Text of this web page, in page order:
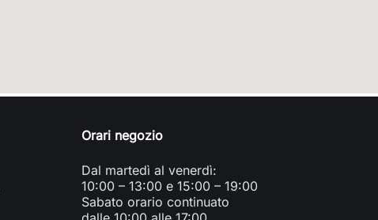
Orari negozio
Dal martedì al venerdì:
10:00 – 13:00 e 15:00 – 19:00
Sabato orario continuato